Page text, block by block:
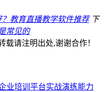
教育直播教学软件推荐 下
常见的
载请注明出处,谢谢合作！
业培训平台实战演练能力